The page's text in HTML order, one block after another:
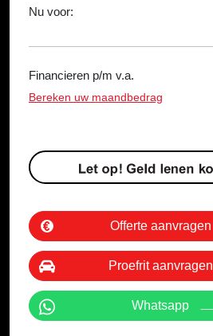
Nu voor:
Financieren p/m v.a.
Bereken uw maandbedrag
Offerte aanvragen
Proefrit aanvragen
Whatsapp